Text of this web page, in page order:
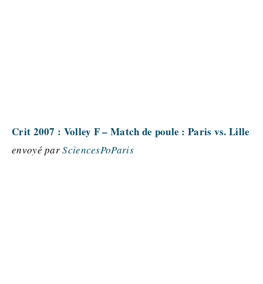
Crit 2007 : Volley F – Match de poule : Paris vs. Lille
envoyé parSciencesPoParis